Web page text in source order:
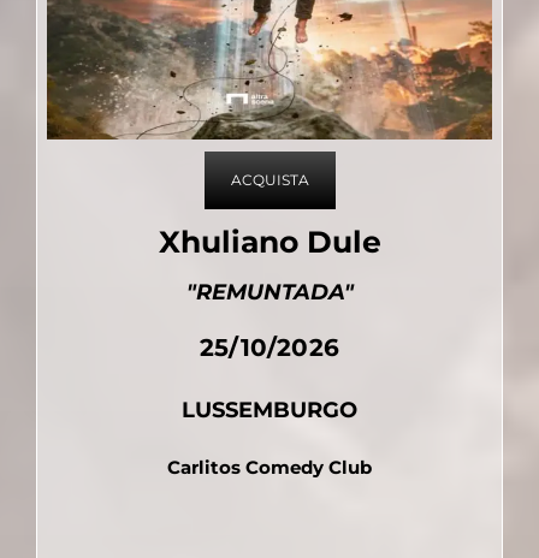
ACQUISTA
Xhuliano Dule
"REMUNTADA"
25/10/2026
LUSSEMBURGO
Carlitos Comedy Club